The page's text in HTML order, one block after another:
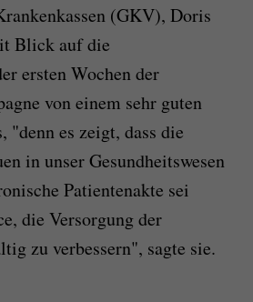
(GKV), Doris
Blick auf die
ersten Wochen der
von einem sehr guten
"denn es zeigt, dass die
in unser Gesundheitswesen
Patientenakte sei
die Versorgung der
zu verbessern", sagte sie.